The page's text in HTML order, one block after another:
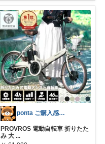
ponta ご購入感謝ですm(_ _)m
PROVROS 電動自転車 折りたた
み 大 ...